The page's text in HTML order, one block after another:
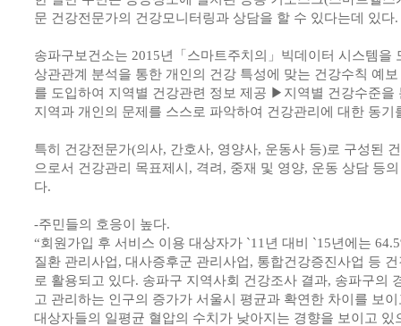
문 건강전문가의 건강모니터링과 상담을 할 수 있다는데 있다.
송파구보건소는 2015년「스마트주치의」빅데이터 시스템
상관관계 분석을 통한 개인의 건강 특성에 맞는 건강수칙 예
를 도입하여 지역별 건강관련 정보 제공 ▶지역별 건강수준을
지역과 개인의 문제를 스스로 파악하여 건강관리에 대한 동기
특히 건강전문가(의사, 간호사, 영양사, 운동사 등)로 구성된
으로서 건강관리 목표제시, 격려, 중재 및 영양, 운동 상담 등
다.
-주민들의 호응이 높다.
“회원가입 후 서비스 이용 대상자가 `11년 대비 `15년에는
질환 관리사업, 대사증후군 관리사업, 통합건강증진사업 등
로 활용되고 있다. 송파구 지역사회 건강조사 결과, 송파구의
고 관리하는 인구의 증가가 서울시 평균과 확연한 차이를 보
대상자들의 일평균 혈압의 수치가 낮아지는 경향을 보이고